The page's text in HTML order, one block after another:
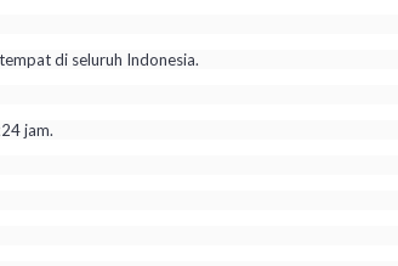
di seluruh Indonesia.
jam.